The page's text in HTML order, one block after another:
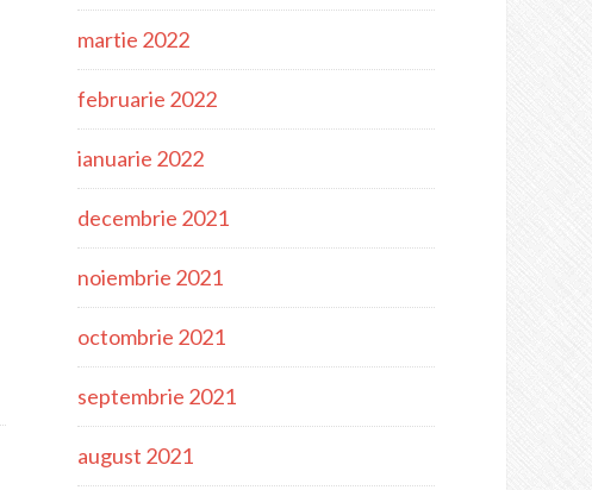
martie 2022
februarie 2022
ianuarie 2022
decembrie 2021
noiembrie 2021
octombrie 2021
septembrie 2021
august 2021